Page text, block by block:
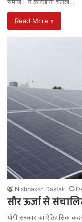
समाज। न कारखाना चलता…
Read More »
Nishpaksh Dastak
सौर ऊर्जा से
योगी सरकार का ऐतिहासिक